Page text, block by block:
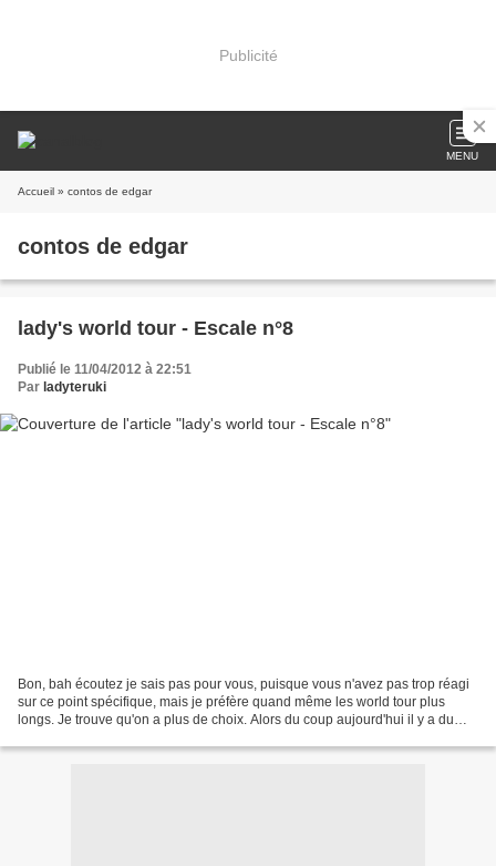
Publicité
MENU
Accueil » contos de edgar
contos de edgar
lady's world tour - Escale n°8
Publié le 11/04/2012 à 22:51
Par ladyteruki
Bon, bah écoutez je sais pas pour vous, puisque vous n'avez pas trop réagi
sur ce point spécifique, mais je préfère quand même les world tour plus
longs. Je trouve qu'on a plus de choix. Alors du coup aujourd'hui il y a du